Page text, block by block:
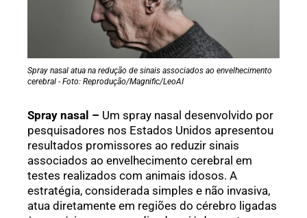
Spray nasal atua na redução de sinais associados ao envelhecimento
cerebral - Foto: Reprodução/Magnific/LeoAI
Spray nasal – Um spray nasal desenvolvido por
pesquisadores nos Estados Unidos apresentou
resultados promissores ao reduzir sinais
associados ao envelhecimento cerebral em
testes realizados com animais idosos. A
estratégia, considerada simples e não invasiva,
atua diretamente em regiões do cérebro ligadas